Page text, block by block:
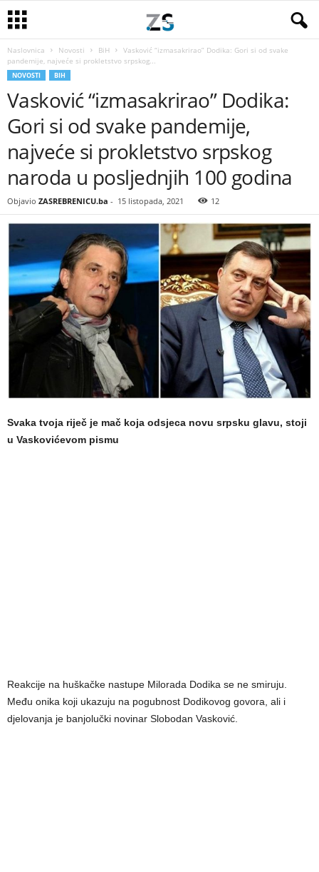
Naslovnica Novosti BiH
Vasković “izmasakrirao” Dodika: Gori si od svake
pandemije, najveće si prokletstvo srpskog...
NOVOSTI BIH
Vasković “izmasakrirao” Dodika:
Gori si od svake pandemije,
najveće si prokletstvo srpskog
naroda u posljednjih 100 godina
Objavio ZASREBRENICU.ba - 15 listopada, 2021 12
Svaka tvoja riječ je mač koja odsjeca novu srpsku glavu, stoji
u Vaskovićevom pismu
Reakcije na huškačke nastupe Milorada Dodika se ne smiruju.
Među onika koji ukazuju na pogubnost Dodikovog govora, ali i
djelovanja je banjolučki novinar Slobodan Vasković.